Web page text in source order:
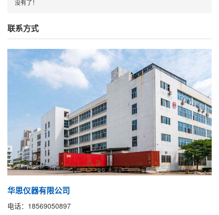
没有了！
联系方式
华思仪器有限公司
电话：18569050897